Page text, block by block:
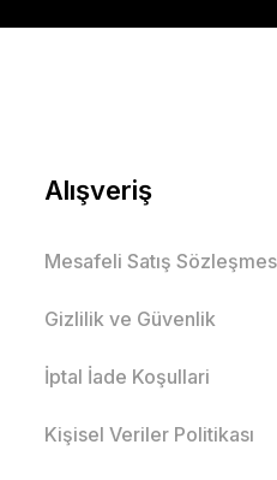
Alışveriş
Mesafeli Satış
Gizlilik ve Güvenlik
İptal İade Koşullari
Kişisel Veriler Politikası